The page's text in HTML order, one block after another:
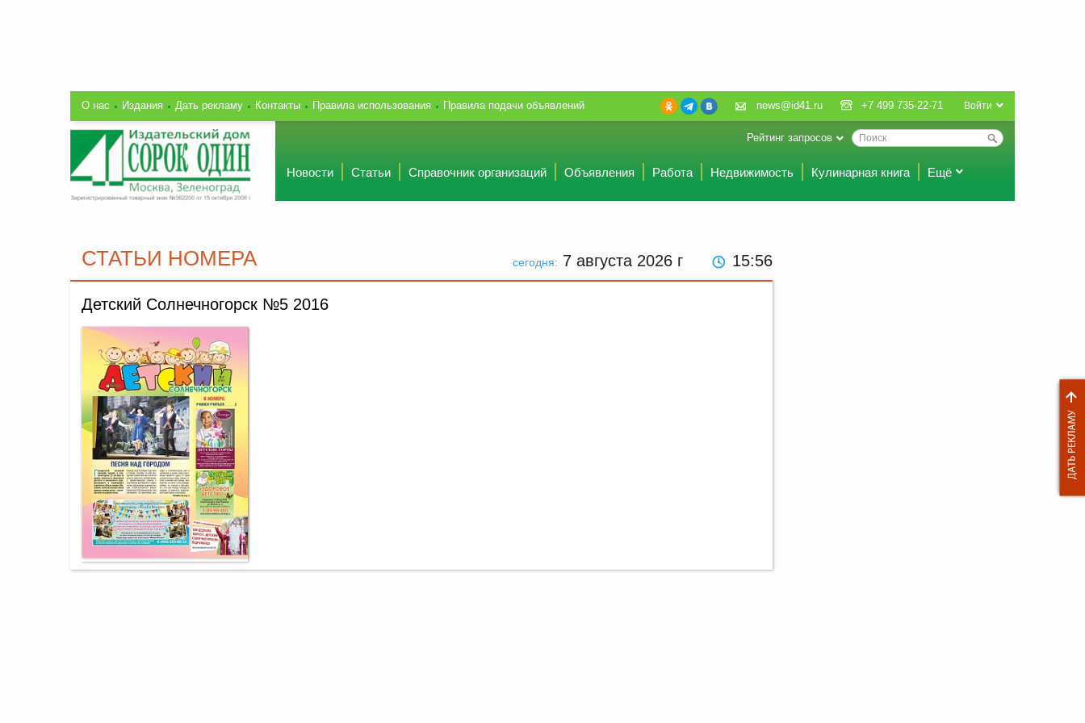
О нас Издания Дать рекламу Контакты Правила использования Правила подачи объявлений Войти
news@id41.ru +7 499 735-22-71
Рейтинг запросов
Новости Статьи Справочник организаций Объявления Работа Недвижимость Кулинарная книга Ещё
сегодня: 7 августа 2026 г 15 56
СТАТЬИ НОМЕРА
Детский Солнечногорск №5 2016